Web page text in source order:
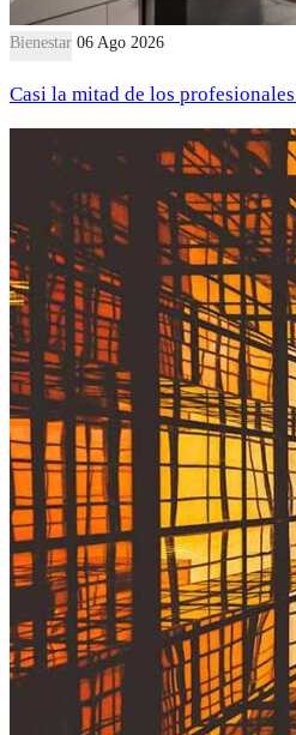
Bienestar 06 Ago 2026
Casi la mitad de los